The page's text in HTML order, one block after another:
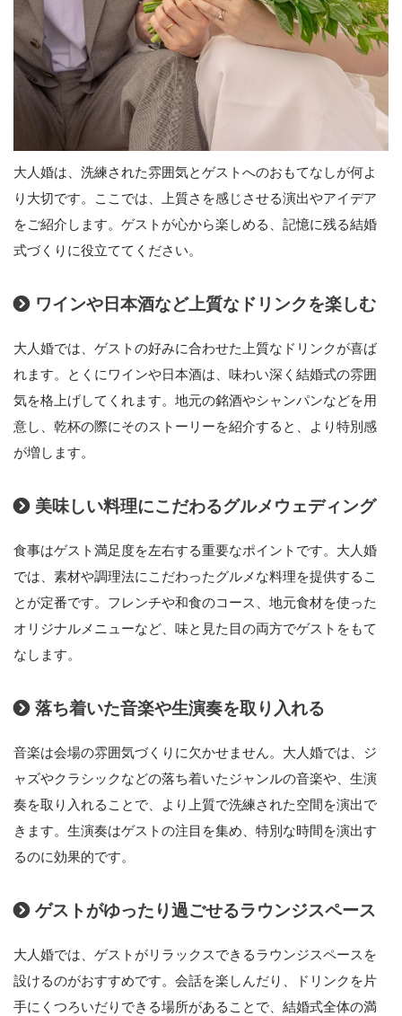
大人婚は、洗練された雰囲気とゲストへのおもてなしが何よ
り大切です。ここでは、上質さを感じさせる演出やアイデア
をご紹介します。ゲストが心から楽しめる、記憶に残る結婚
式づくりに役立ててください。
ワインや日本酒など上質なドリンクを楽しむ
大人婚では、ゲストの好みに合わせた上質なドリンクが喜ば
れます。とくにワインや日本酒は、味わい深く結婚式の雰囲
気を格上げしてくれます。地元の銘酒やシャンパンなどを用
意し、乾杯の際にそのストーリーを紹介すると、より特別感
が増します。
美味しい料理にこだわるグルメウェディング
食事はゲスト満足度を左右する重要なポイントです。大人婚
では、素材や調理法にこだわったグルメな料理を提供するこ
とが定番です。フレンチや和食のコース、地元食材を使った
オリジナルメニューなど、味と見た目の両方でゲストをもて
なします。
落ち着いた音楽や生演奏を取り入れる
音楽は会場の雰囲気づくりに欠かせません。大人婚では、ジ
ャズやクラシックなどの落ち着いたジャンルの音楽や、生演
奏を取り入れることで、より上質で洗練された空間を演出で
きます。生演奏はゲストの注目を集め、特別な時間を演出す
るのに効果的です。
ゲストがゆったり過ごせるラウンジスペース
大人婚では、ゲストがリラックスできるラウンジスペースを
設けるのがおすすめです。会話を楽しんだり、ドリンクを片
手にくつろいだりできる場所があることで、結婚式全体の満